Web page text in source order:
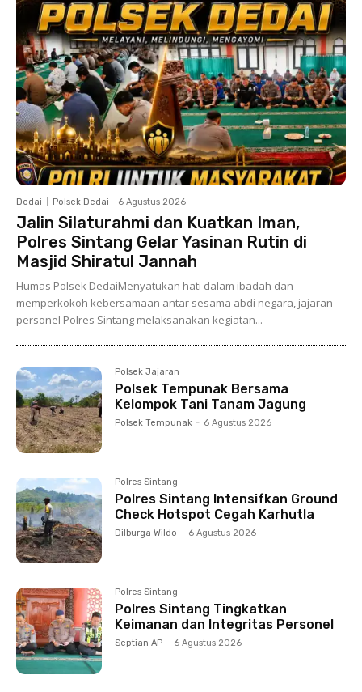
Dedai Polsek Dedai - 6 Agustus 2026
Jalin Silaturahmi dan Kuatkan Iman,
Polres Sintang Gelar Yasinan Rutin di
Masjid Shiratul Jannah
Humas Polsek DedaiMenyatukan hati dalam ibadah dan
memperkokoh kebersamaan antar sesama abdi negara, jajaran
personel Polres Sintang melaksanakan kegiatan...
Polsek Jajaran
Polsek Tempunak Bersama
Kelompok Tani Tanam Jagung
Polsek Tempunak - 6 Agustus 2026
Polres Sintang
Polres Sintang Intensifkan Ground
Check Hotspot Cegah Karhutla
Dilburga Wildo - 6 Agustus 2026
Polres Sintang
Polres Sintang Tingkatkan
Keimanan dan Integritas Personel
Septian AP - 6 Agustus 2026